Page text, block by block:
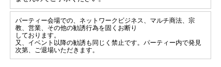
パーティー会場での、ネットワークビジネス、マルチ商法、宗
教、営業、その他の勧誘行為を固くお断り
しております。
又、イベント以降の勧誘も同じく禁止です。パーティー内で発見
次第、ご退場いただきます。